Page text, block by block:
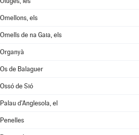
Omellons, els
Omells de na Gaia, els
Organyà
Os de Balaguer
Ossó de Sió
Palau d'Anglesola, el
Penelles